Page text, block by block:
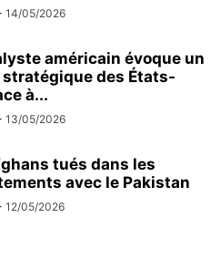
14/05/2026
américain évoque un
stratégique des États-
à...
13/05/2026
tués dans les
avec le Pakistan
12/05/2026